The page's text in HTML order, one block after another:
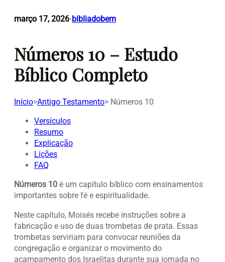
março 17, 2026•bibliadobem
Números 10 – Estudo
Bíblico Completo
Início>Antigo Testamento> Números 10
Versículos
Resumo
Explicação
Lições
FAQ
Números 10 é um capítulo bíblico com ensinamentos
importantes sobre fé e espiritualidade.
Neste capítulo, Moisés recebe instruções sobre a
fabricação e uso de duas trombetas de prata. Essas
trombetas serviriam para convocar reuniões da
congregação e organizar o movimento do
acampamento dos Israelitas durante sua jornada no